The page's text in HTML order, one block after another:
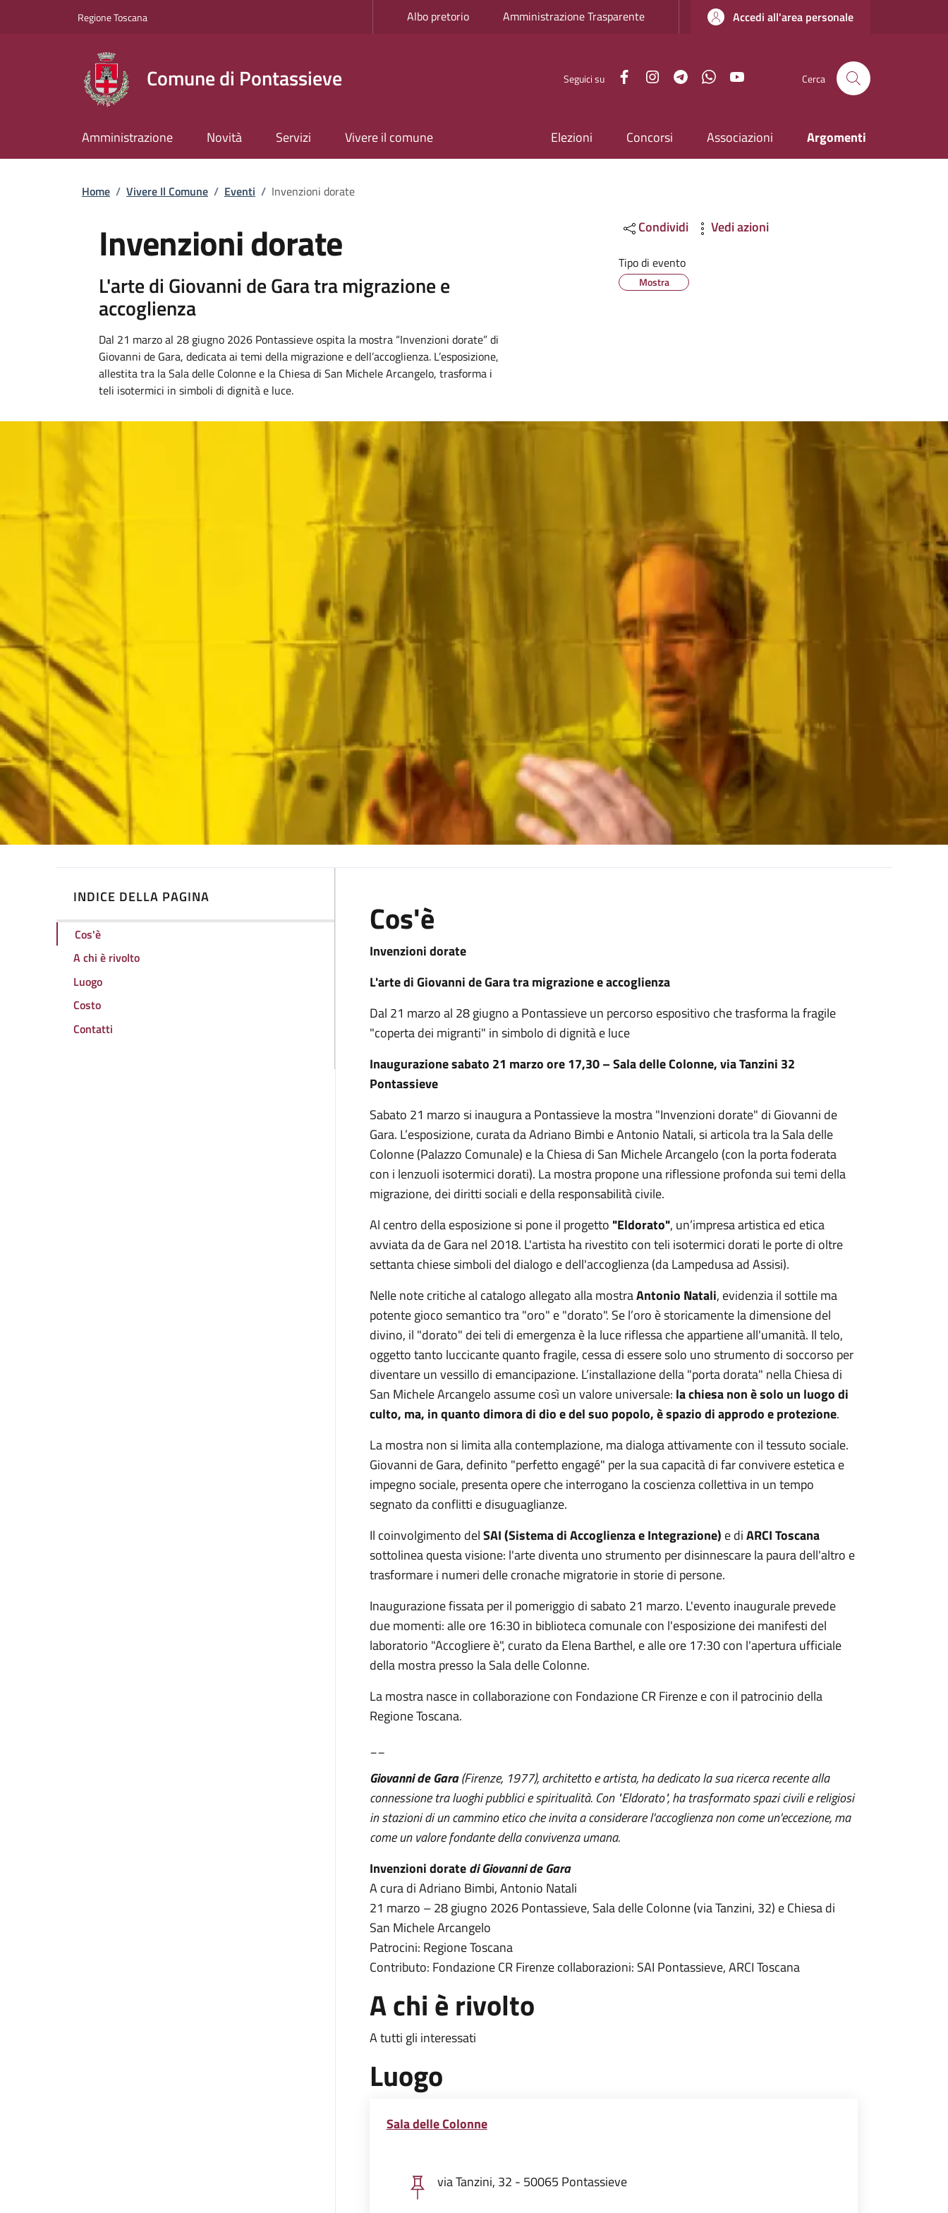
Regione ToscanaSlim top Albo pretorio Amministrazione Trasparente Accedi all'area personale
Comune di Pontassieve Seguici su FacebookInstagramTelegramWhatsApp Cerca
Amministrazione Novità Servizi Vivere il comune Elezioni Concorsi Associazioni Argomenti
Briciole di pane
Home / Vivere Il Comune / Eventi / Invenzioni dorate
Invenzioni dorate
L'arte di Giovanni de Gara tra migrazione e
accoglienza
Dal 21 marzo al 28 giugno 2026 Pontassieve ospita la mostra “Invenzioni dorate” di
Giovanni de Gara, dedicata ai temi della migrazione e dell’accoglienza. L’esposizione,
allestita tra la Sala delle Colonne e la Chiesa di San Michele Arcangelo, trasforma i
teli isotermici in simboli di dignità e luce.
Condividi Vedi azioni
Tipo di evento
Mostra
INDICE DELLA PAGINA
Cos'è
A chi è rivolto
Luogo
Costo
Contatti
Cos'è
Invenzioni dorate
L'arte di Giovanni de Gara tra migrazione e accoglienza
Dal 21 marzo al 28 giugno a Pontassieve un percorso espositivo che trasforma la fragile
"coperta dei migranti" in simbolo di dignità e luce
Inaugurazione sabato 21 marzo ore 17,30 – Sala delle Colonne, via Tanzini 32
Pontassieve
Sabato 21 marzo si inaugura a Pontassieve la mostra "Invenzioni dorate" di Giovanni de
Gara. L’esposizione, curata da Adriano Bimbi e Antonio Natali, si articola tra la Sala delle
Colonne (Palazzo Comunale) e la Chiesa di San Michele Arcangelo (con la porta foderata
con i lenzuoli isotermici dorati). La mostra propone una riflessione profonda sui temi della
migrazione, dei diritti sociali e della responsabilità civile.
Al centro della esposizione si pone il progetto "Eldorato", un’impresa artistica ed etica
avviata da de Gara nel 2018. L'artista ha rivestito con teli isotermici dorati le porte di oltre
settanta chiese simboli del dialogo e dell'accoglienza (da Lampedusa ad Assisi).
Nelle note critiche al catalogo allegato alla mostraAntonio Natali, evidenzia il sottile ma
potente gioco semantico tra "oro" e "dorato". Se l’oro è storicamente la dimensione del
divino, il "dorato" dei teli di emergenza è la luce riflessa che appartiene all'umanità. Il telo,
oggetto tanto luccicante quanto fragile, cessa di essere solo uno strumento di soccorso per
diventare un vessillo di emancipazione. L’installazione della "porta dorata" nella Chiesa di
San Michele Arcangelo assume così un valore universale: la chiesa non è solo un luogo di
culto, ma, in quanto dimora di dio e del suo popolo, è spazio di approdo e protezione.
La mostra non si limita alla contemplazione, ma dialoga attivamente con il tessuto sociale.
Giovanni de Gara, definito "perfetto engagé" per la sua capacità di far convivere estetica e
impegno sociale, presenta opere che interrogano la coscienza collettiva in un tempo
segnato da conflitti e disuguaglianze.
Il coinvolgimento delSAI (Sistema di Accoglienza e Integrazione) e diARCI Toscana
sottolinea questa visione: l'arte diventa uno strumento per disinnescare la paura dell'altro e
trasformare i numeri delle cronache migratorie in storie di persone.
Inaugurazione fissata per il pomeriggio di sabato 21 marzo. L'evento inaugurale prevede
due momenti: alle ore 16:30 in biblioteca comunale con l'esposizione dei manifesti del
laboratorio "Accogliere è", curato da Elena Barthel, e alle ore 17:30 con l'apertura ufficiale
della mostra presso la Sala delle Colonne.
La mostra nasce in collaborazione con Fondazione CR Firenze e con il patrocinio della
Regione Toscana.
Giovanni de Gara(Firenze, 1977), architetto e artista, ha dedicato la sua ricerca recente alla
connessione tra luoghi pubblici e spiritualità. Con "Eldorato", ha trasformato spazi civili e religiosi
in stazioni di un cammino etico che invita a considerare l'accoglienza non come un'eccezione, ma
come un valore fondante della convivenza umana.
Invenzioni doratedi Giovanni de Gara
A cura di Adriano Bimbi, Antonio Natali
21 marzo – 28 giugno 2026 Pontassieve, Sala delle Colonne (via Tanzini, 32) e Chiesa di
San Michele Arcangelo
Patrocini: Regione Toscana
Contributo: Fondazione CR Firenze collaborazioni: SAI Pontassieve, ARCI Toscana
A chi è rivolto
A tutti gli interessati
Luogo
Sala delle Colonne
via Tanzini, 32 - 50065 Pontassieve